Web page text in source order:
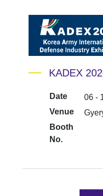
KADEX
Date
06 -
Venue
Booth
No.